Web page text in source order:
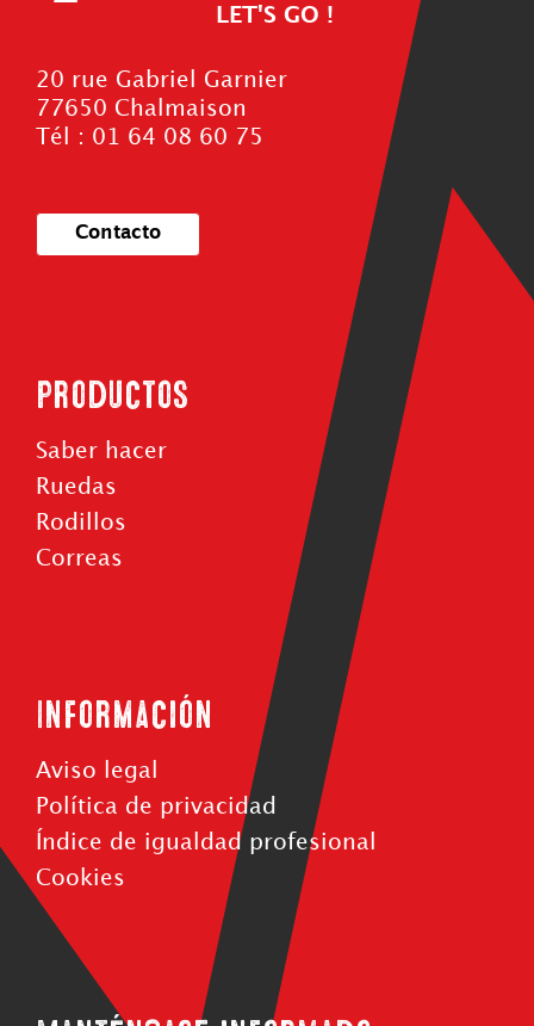
LET'S GO !
20 rue Gabriel Garnier
77650 Chalmaison
Tél : 01 64 08 60 75
Contacto
Productos
Saber hacer
Ruedas
Rodillos
Correas
Información
Aviso legal
Política de privacidad
Índice de igualdad profesional
Cookies